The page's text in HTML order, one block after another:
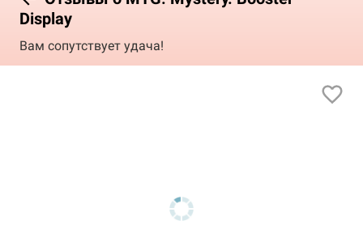
Display
Вам сопутствует удача!